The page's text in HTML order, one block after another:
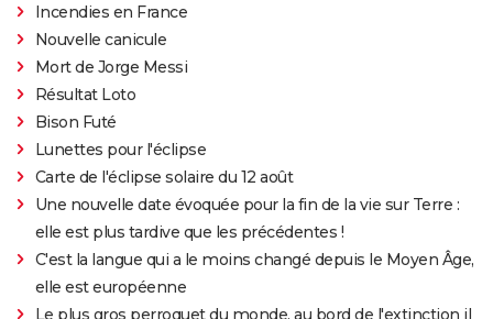
Incendies en France
Nouvelle canicule
Mort de Jorge Messi
Résultat Loto
Bison Futé
Lunettes pour l'éclipse
Carte de l'éclipse solaire du 12 août
Une nouvelle date évoquée pour la fin de la vie sur Terre :
elle est plus tardive que les précédentes !
C'est la langue qui a le moins changé depuis le Moyen Âge,
elle est européenne
Le plus gros perroquet du monde, au bord de l'extinction il